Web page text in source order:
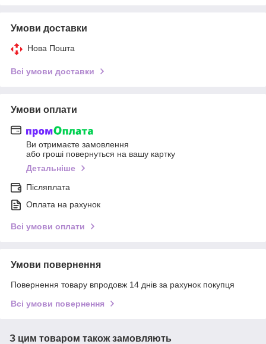
Умови доставки
Нова Пошта
Всі умови доставки
Умови оплати
Ви отримаєте замовлення
або гроші повернуться на вашу картку
Детальніше
Післяплата
Оплата на рахунок
Всі умови оплати
Умови повернення
Повернення товару впродовж 14 днів за рахунок покупця
Всі умови повернення
З цим товаром також замовляють